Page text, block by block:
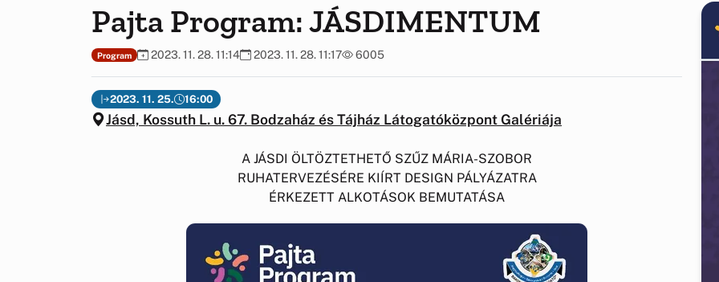
Pajta Program: JÁSDIMENTUM
Program 2023. 11. 28. 11:14 2023. 11. 28. 11:17 6005
2023. 11. 25. 16:00
Jásd, Kossuth L. u. 67. Bodzaház és Tájház Látogatóközpont Galériája
A JÁSDI ÖLTÖZTETHETŐ SZŰZ MÁRIA-SZOBOR
RUHATERVEZÉSÉRE KIÍRT DESIGN PÁLYÁZATRA
ÉRKEZETT ALKOTÁSOK BEMUTATÁSA